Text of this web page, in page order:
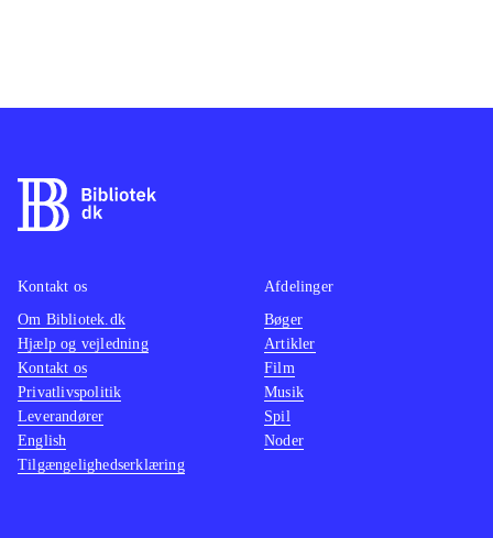
Kontakt os
Om Bibliotek.dk
Hjælp og vejledning
Kontakt os
Privatlivspolitik
Leverandører
English
Tilgængelighedserklæring
Afdelinger
Bøger
Artikler
Film
Musik
Spil
Noder